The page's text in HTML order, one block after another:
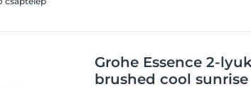
Grohe Essence 2-
brushed cool sunrise